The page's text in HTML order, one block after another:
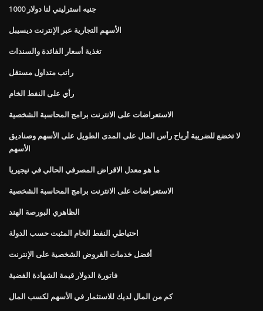
1000 جنيه استرليني لنا دولار
الأسهم التجارية عبر الإنترنت ديسيبل
تغذية أسعار الفائدة والسندات
راتب متداول مستقل
رأي على النفط الخام
الاستعراضات على الانترنت برامج المحاسبة الشخصية
لا تخضع للضريبة أرباح رأس المال على المدى الطويل على الأسهم وصناديق
الأسهم
ما هو معدل الاقراض المصرفي الحالي في نيجيريا
الاستعراضات على الانترنت برامج المحاسبة الشخصية
الظاهري البورصة الهند
احتياطي النفط الخام المثبت حسب الدولة
أفضل خدمات القروض الشخصية على الإنترنت
فاتورة الدولار قيمة الشهادة الفضية
كم من المال لديك للاستثمار في الأسهم لكسب المال